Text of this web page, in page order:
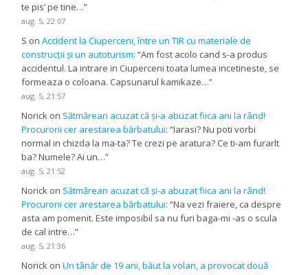
te pis’ pe tine…”
aug. 5, 22:07
S onAccident la Ciuperceni, între un TIR cu materiale de
construcții și un autoturism: “Am fost acolo cand s-a produs
accidentul. La intrare in Ciuperceni toata lumea incetineste, se
formeaza o coloana. Capsunarul kamikaze…”
aug. 5, 21:57
Norick on Sătmărean acuzat că și-a abuzat fiica ani la rând!
Procurorii cer arestarea bărbatului: “Iarasi? Nu poti vorbi
normal in chizda la ma-ta? Te crezi pe aratura? Ce ti-am furarlt
ba? Numele? Ai un…”
aug. 5, 21:52
Norick on Sătmărean acuzat că și-a abuzat fiica ani la rând!
Procurorii cer arestarea bărbatului: “Na vezi fraiere, ca despre
asta am pomenit. Este imposibil sa nu furi baga-mi -as o scula
de cal intre…”
aug. 5, 21:36
Norick onUn tânăr de 19 ani, băut la volan, a provocat două